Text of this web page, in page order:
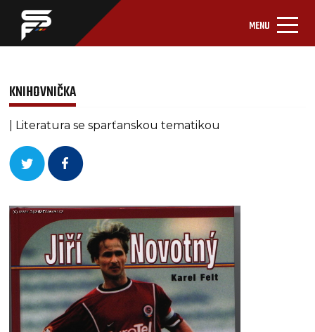
MENU
KNIHOVNIČKA
| Literatura se sparťanskou tematikou